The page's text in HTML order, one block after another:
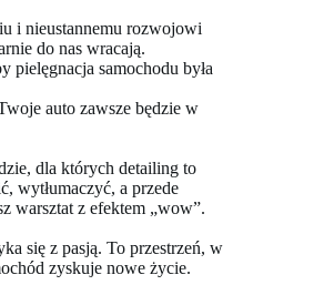
i nieustannemu rozwojowi
do nas wracają.
pielęgnacja samochodu była
auto zawsze będzie w
dla których detailing to
wytłumaczyć, a przede
warsztat z efektem „wow”.
się z pasją. To przestrzeń, w
zyskuje nowe życie.